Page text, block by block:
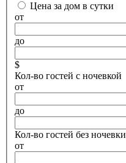
Цена за дом в сутки
от
до
$
Кол-во гостей с ночевкой
от
до
Кол-во гостей без ночевки
от